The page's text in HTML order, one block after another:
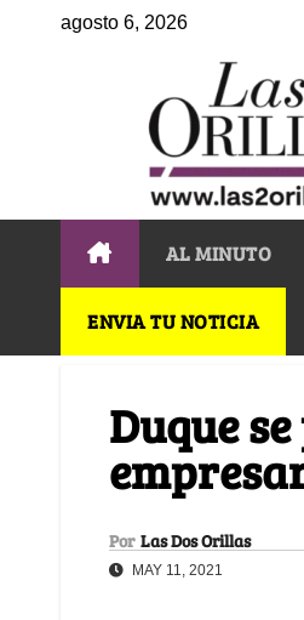
agosto 6, 2026
AL MINUTO
ENVIA TU NOTICIA
Duque
Por Las Dos Orillas
MAY 11, 2021